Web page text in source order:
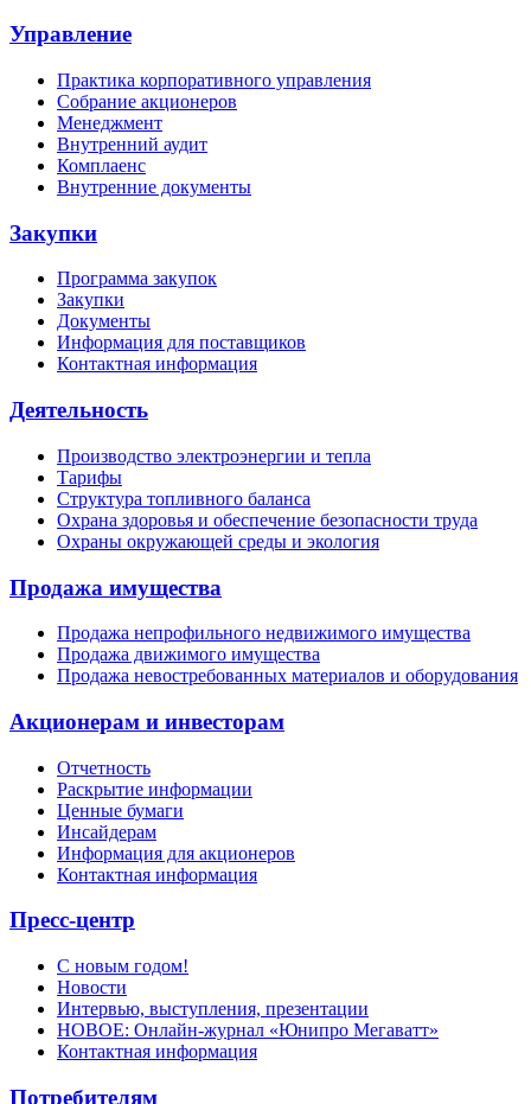
Управление
Практика корпоративного управления
Собрание акционеров
Менеджмент
Внутренний аудит
Комплаенс
Внутренние документы
Закупки
Программа закупок
Закупки
Документы
Информация для поставщиков
Контактная информация
Деятельность
Производство электроэнергии и тепла
Тарифы
Структура топливного баланса
Охрана здоровья и обеспечение безопасности труда
Охраны окружающей среды и экология
Продажа имущества
Продажа непрофильного недвижимого имущества
Продажа движимого имущества
Продажа невостребованных материалов и оборудования
Акционерам и инвесторам
Отчетность
Раскрытие информации
Ценные бумаги
Инсайдерам
Информация для акционеров
Контактная информация
Пресс-центр
С новым годом!
Новости
Интервью, выступления, презентации
НОВОЕ: Онлайн-журнал «Юнипро Мегаватт»
Контактная информация
Потребителям